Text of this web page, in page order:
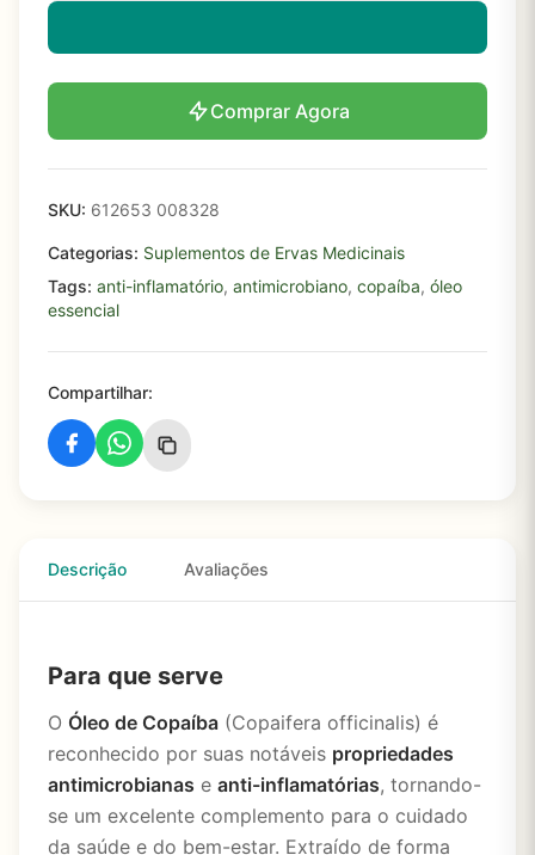
Comprar Agora
SKU: 612653 008328
Categorias: Suplementos de Ervas Medicinais
Tags: anti-inflamatório, antimicrobiano, copaíba, óleo
essencial
Compartilhar:
Descrição Avaliações
Para que serve
O Óleo de Copaíba (Copaifera officinalis) é
reconhecido por suas notáveis propriedades
antimicrobianas e anti-inflamatórias, tornando-
se um excelente complemento para o cuidado
da saúde e do bem-estar. Extraído de forma